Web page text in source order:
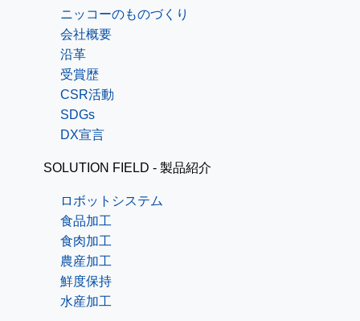
ニッコーのものづくり
会社概要
沿革
受賞歴
CSR活動
SDGs
DX宣言
SOLUTION FIELD - 製品紹介
ロボットシステム
食品加工
食肉加工
農産加工
鮮度保持
水産加工